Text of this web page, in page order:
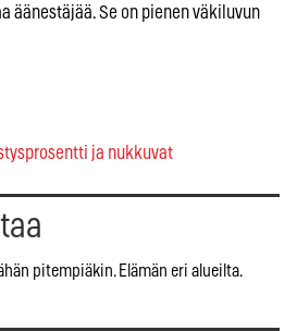
äänestäjää. Se on pienen väkiluvun
ja nukkuvat
pitempiäkin. Elämän eri alueilta.